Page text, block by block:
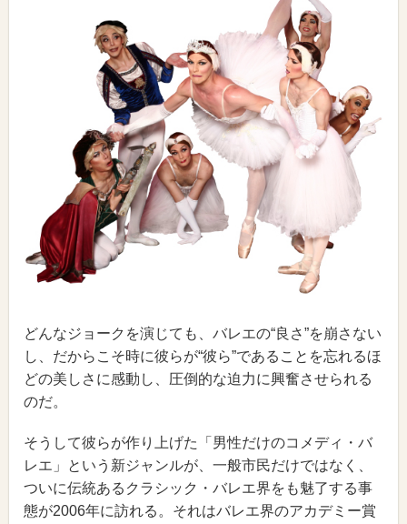
どんなジョークを演じても、バレエの“良さ”を崩さない
し、だからこそ時に彼らが“彼ら”であることを忘れるほ
どの美しさに感動し、圧倒的な迫力に興奮させられる
のだ。
そうして彼らが作り上げた「男性だけのコメディ・バ
レエ」という新ジャンルが、一般市民だけではなく、
ついに伝統あるクラシック・バレエ界をも魅了する事
態が2006年に訪れる。それはバレエ界のアカデミー賞